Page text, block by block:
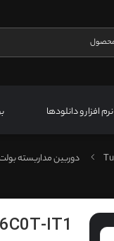
نرم افزار و دانلودها
دوربین مداربسته
IT1